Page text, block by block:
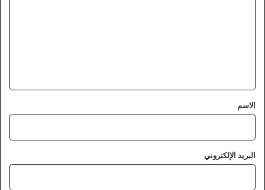
*
الاسم
البريد الإلكتروني